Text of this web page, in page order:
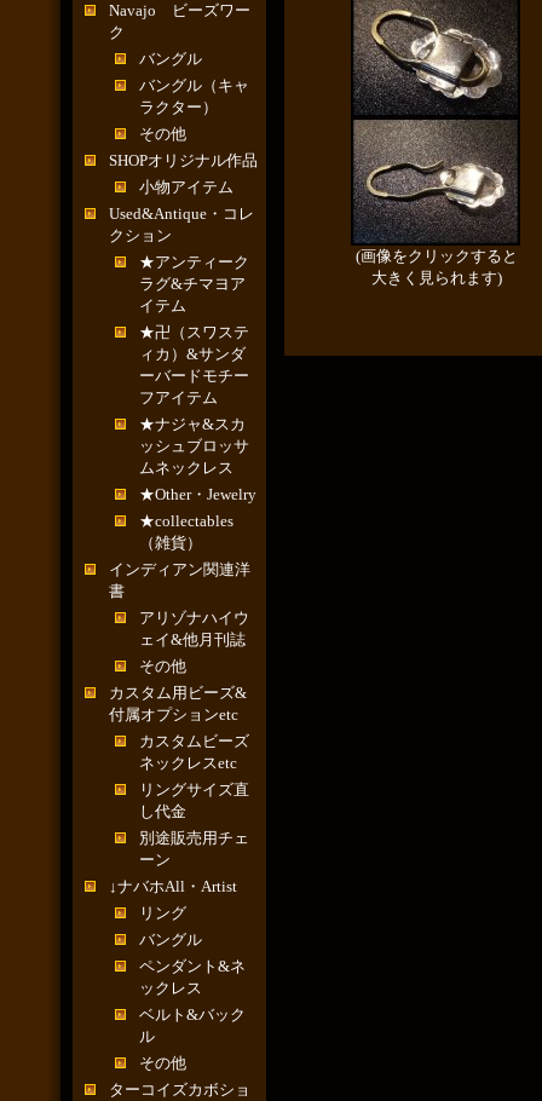
Navajo ビーズワー
ク
バングル
バングル（キャ
ラクター）
その他
SHOPオリジナル作品
小物アイテム
Used&Antique・コレ
クション
★アンティーク
ラグ&チマヨア
イテム
★卍（スワステ
ィカ）&サンダ
ーバードモチー
フアイテム
★ナジャ&スカ
ッシュブロッサ
ムネックレス
★Other・Jewelry
★collectables
（雑貨）
インディアン関連洋
書
アリゾナハイウ
ェイ&他月刊誌
その他
カスタム用ビーズ&
付属オプションetc
カスタムビーズ
ネックレスetc
リングサイズ直
し代金
別途販売用チェ
ーン
↓ナバホAll・Artist
リング
バングル
ペンダント&ネ
ックレス
ベルト&バック
ル
その他
ターコイズカボショ
(画像をクリックすると
大きく見られます)